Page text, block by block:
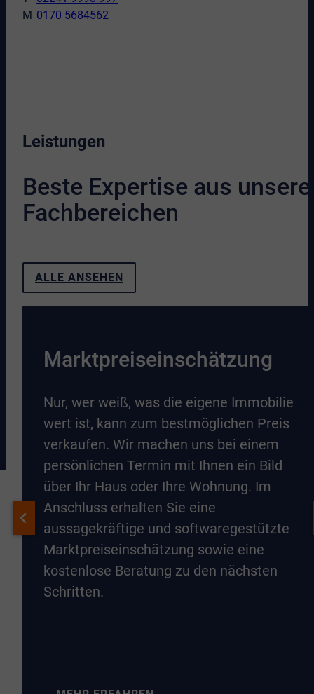
0170 5684562
Leistungen
Beste Expertise aus
Fachbereichen
ALLE ANSEHEN
Marktpreiseinschätzung
Nur, wer weiß, was die eigene Immobilie
wert ist, kann zum bestmöglichen Preis
verkaufen. Wir machen uns bei einem
persönlichen Termin mit Ihnen ein Bild
über Ihr Haus oder Ihre Wohnung. Im
Anschluss erhalten Sie eine
aussagekräftige und softwaregestützte
Marktpreiseinschätzung sowie eine
kostenlose Beratung zu den nächsten
Schritten.